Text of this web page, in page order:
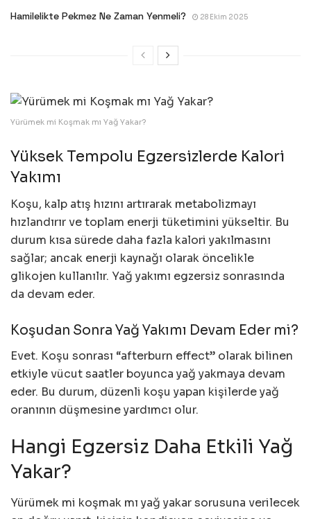
Hamilelikte Pekmez Ne Zaman Yenmeli? 28 Ekim 2025
Yürümek mi Koşmak mı Yağ Yakar?
Yüksek Tempolu Egzersizlerde Kalori
Yakımı
Koşu, kalp atış hızını artırarak metabolizmayı
hızlandırır ve toplam enerji tüketimini yükseltir. Bu
durum kısa sürede daha fazla kalori yakılmasını
sağlar; ancak enerji kaynağı olarak öncelikle
glikojen kullanılır. Yağ yakımı egzersiz sonrasında
da devam eder.
Koşudan Sonra Yağ Yakımı Devam Eder mi?
Evet. Koşu sonrası “afterburn effect” olarak bilinen
etkiyle vücut saatler boyunca yağ yakmaya devam
eder. Bu durum, düzenli koşu yapan kişilerde yağ
oranının düşmesine yardımcı olur.
Hangi Egzersiz Daha Etkili Yağ
Yakar?
Yürümek mi koşmak mı yağ yakar sorusuna verilecek